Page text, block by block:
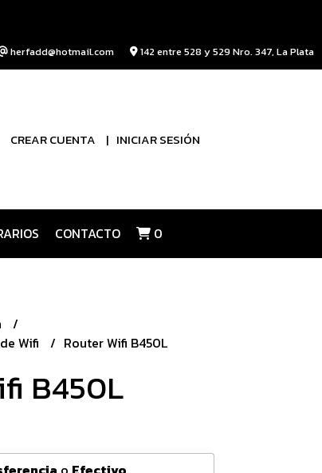
herfadd@hotmail.com 142 entre 528 y 529 Nro. 347, La Plata
CREAR CUENTA INICIAR SESIÓN
CONTACTO 0
Wifi
Router Wifi B450L
B450L